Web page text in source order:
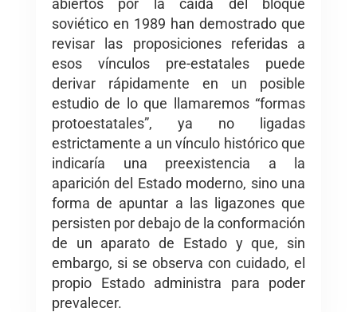
abiertos por la caída del bloque
soviético en 1989 han demostrado que
revisar las proposiciones referidas a
esos vínculos pre-estatales puede
derivar rápidamente en un posible
estudio de lo que llamaremos “formas
protoestatales”, ya no ligadas
estrictamente a un vínculo histórico que
indicaría una preexistencia a la
aparición del Estado moderno, sino una
forma de apuntar a las ligazones que
persisten por debajo de la conformación
de un aparato de Estado y que, sin
embargo, si se observa con cuidado, el
propio Estado administra para poder
prevalecer.